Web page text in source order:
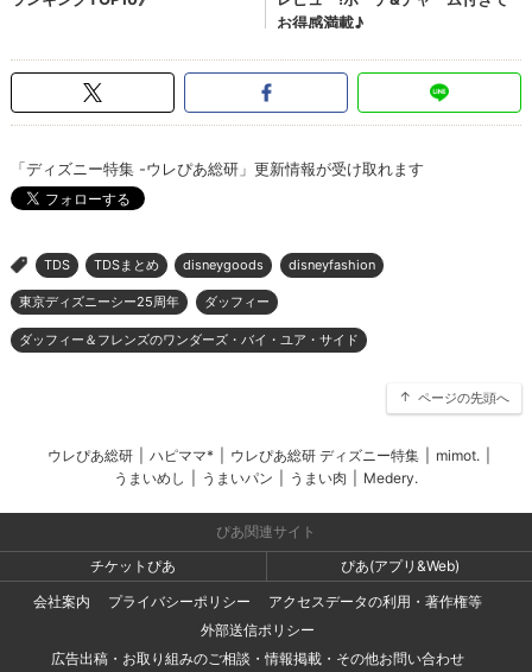
「ディズニー特集 -ウレぴあ総研」更新情報が受け取れます
> TDS TDSまとめ disneygoods disneyfashion
東京ディズニーシー25周年 ダッフィー
ダッフィー＆フレンズのワンダーズ・バイ・ユア・サイド
ページの先頭へ
ウレぴあ総研 ハピママ* ウレぴあ総研 ディズニー特集 mimot.
うまいめし
うまいパン うまい肉 Medery.
ぴあ関連サイト
チケットぴあ
ぴあ(アプリ&Web)
会社案内
プライバシーポリシー
アクセスデータの利用・著作権等
外部送信ポリシー
広告出稿・お取り組みのご相談・情報掲載・その他お問い合わせ